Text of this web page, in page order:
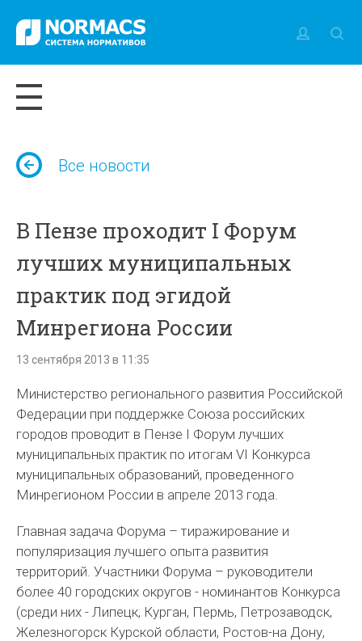
Все новости
В Пензе проходит I Форум
лучших муниципальных
практик под эгидой
Минрегиона России
13 сентября 2013 в 11:35
Министерство регионального развития Российской
Федерации при поддержке Союза российских
городов проводит в Пензе I Форум лучших
муниципальных практик по итогам VI Конкурса
муниципальных образований, проведенного
Минрегионом России в апреле 2013 года.
Главная задача Форума – тиражирование и
популяризация лучшего опыта развития
территорий. Участники Форума – руководители
более 40 городских округов - номинантов Конкурса
(среди них - Липецк, Курган, Пермь, Петрозаводск,
Железногорск Курской области, Ростов-на Дону,